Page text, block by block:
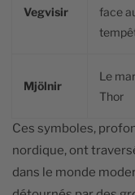
Vegvisir
face
Mjölnir
Le
Thor
Ces symboles,
nordique, ont
dans le monde